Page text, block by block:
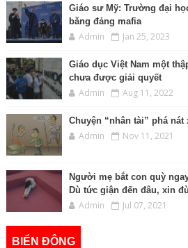
Giáo sư Mỹ: Trường đại
băng đảng mafia
Admin Jan 25, 2023
Giáo dục Việt Nam một
chưa được giải quyết
Admin Aug 11, 2022
Chuyện “nhân tài” phá nát
Admin Nov 11, 2021
Người mẹ bắt con quỳ
Dù tức giận đến đâu, xin
Admin Jul 07, 2021
BIỂN ĐÔNG